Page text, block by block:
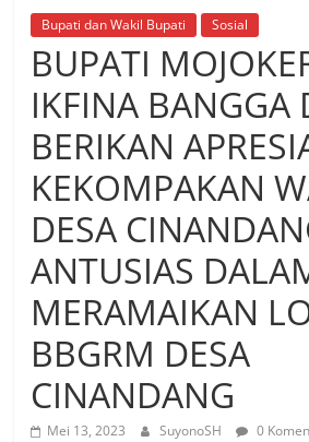
Bupati dan Wakil Bupati Sosial
BUPATI
IKFINA BANGGA
BERIKAN
KEKOMPAKAN
DESA
ANTUSIAS
MERAMAIKAN
BBGRM DESA
CINANDANG
Mei 13, 2023 SuyonoSH 0